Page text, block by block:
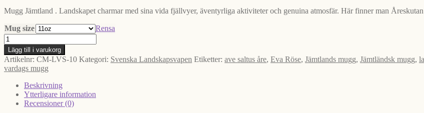
Mugg Jämtland . Landskapet charmar med sina vida fjällvyer, äventyrliga aktiviteter och genuina atmosfär. Här finner man
Mug size
Rensa
Mugg
Jämtland
mängd
Lägg till i varukorg
Artikelnr: CM-LVS-10 Kategori: Svenska Landskapsvapen Etiketter: ave saltus åre, Eva Röse, Jämtlands mugg, Jämtländsk mugg,
vardags mugg
Beskrivning
Ytterligare information
Recensioner (0)